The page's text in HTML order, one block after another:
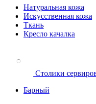
Натуральная кожа
Искусственная кожа
Ткань
Кресло качалка
Столики
Барный